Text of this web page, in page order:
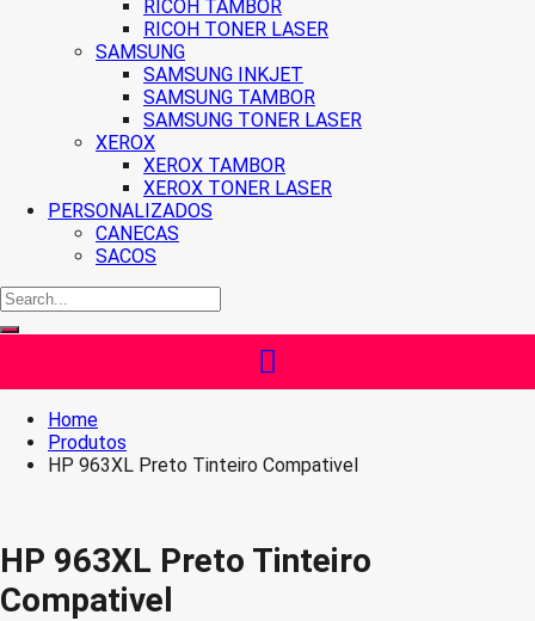
RICOH TAMBOR
RICOH TONER LASER
SAMSUNG
SAMSUNG INKJET
SAMSUNG TAMBOR
SAMSUNG TONER LASER
XEROX
XEROX TAMBOR
XEROX TONER LASER
PERSONALIZADOS
CANECAS
SACOS
Home
Produtos
HP 963XL Preto Tinteiro Compativel
HP 963XL Preto Tinteiro
Compativel